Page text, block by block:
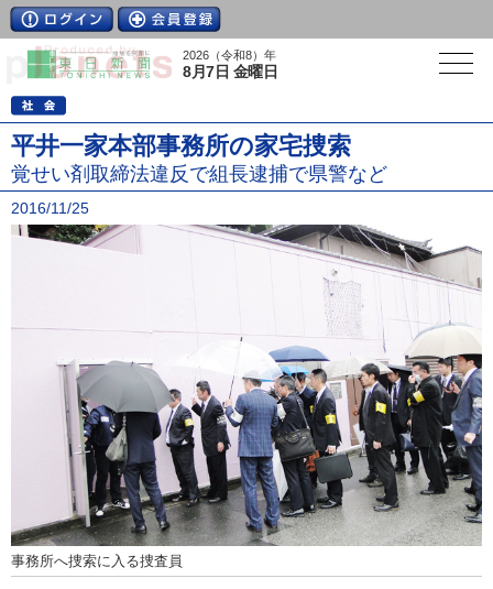
2026（令和8）年
8月7日 金曜日
平井一家本部事務所の家宅捜索
覚せい剤取締法違反で組長逮捕で県警など
2016/11/25
事務所へ捜索に入る捜査員